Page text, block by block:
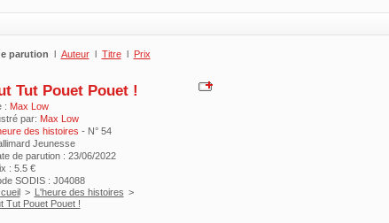
parution l Auteur l Titre l Prix
Tut Pouet Pouet !
: Max Low
par: Max Low
des histoires - N° 54
Jeunesse
de parution : 23/06/2022
: 5.5 €
SODIS : J04088
> L'heure des histoires >
Tut Pouet Pouet !